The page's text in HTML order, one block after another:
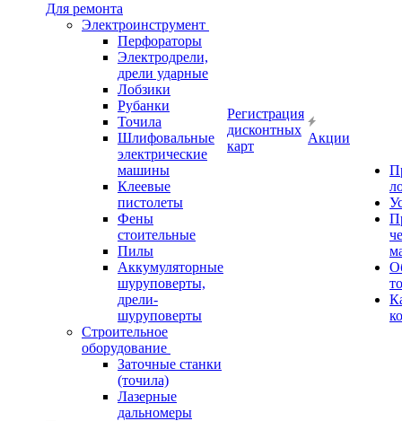
Для ремонта
Электроинструмент
Перфораторы
Электродрели,
дрели ударные
Лобзики
Рубанки
Точила
Шлифовальные
электрические
машины
Клеевые
пистолеты
Фены
стоительные
Пилы
Аккумуляторные
шуруповерты,
дрели-
шуруповерты
Строительное
оборудование
Заточные станки
(точила)
Лазерные
дальномеры
Регистрация
дисконтных
карт
Акции